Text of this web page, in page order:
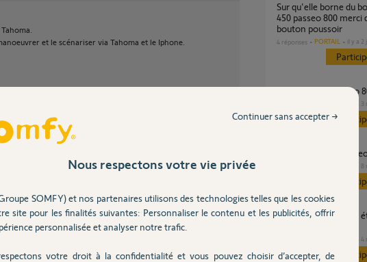
et le scénariser via Tahoma et le Iphone.
?
sur qu'elle borne du boitier électronique 400-
450 passeo 800
bouton poussoir
4 réponses PORTAIL il y a
carte évolvia passeo
il y a
probleme carte
il y a
Différence référence étiquette et référence
il y a
Nous respectons votre vie privée
SOMFY) et nos partenaires utilisons des technologies telles que les cookies
site pour les finalités suivantes: Personnaliser le contenu et les publicités, offrir
personnalisée et analyser notre trafic.
votre droit à la confidentialité et vous pouvez choisir d’accepter, de
Continuer sans accepter →